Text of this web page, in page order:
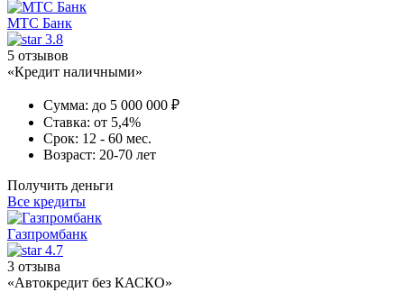
МТС Банк
3.8
5 отзывов
«Кредит наличными»
Сумма: до 5 000 000 ₽
Ставка: от 5,4%
Срок: 12 - 60 мес.
Возраст: 20-70 лет
Получить деньги
Все кредиты
Газпромбанк
4.7
3 отзыва
«Автокредит без КАСКО»